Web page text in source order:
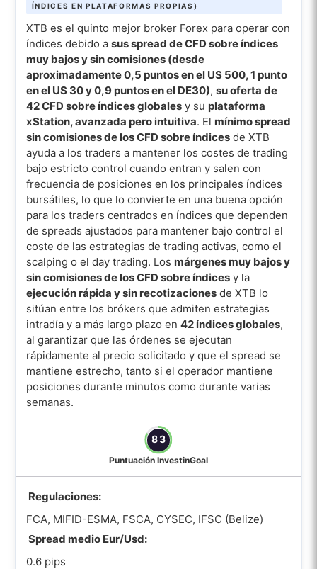
ÍNDICES EN PLATAFORMAS PROPIAS)
XTB es el quinto mejor broker Forex para operar con
índices debido a sus spread de CFD sobre índices
muy bajos y sin comisiones (desde
aproximadamente 0,5 puntos en el US 500, 1 punto
en el US 30 y 0,9 puntos en el DE30), su oferta de
42 CFD sobre índices globalesy su plataforma
xStation, avanzada pero intuitiva. El mínimo spread
sin comisiones de los CFD sobre índicesde XTB
ayuda a los traders a mantener los costes de trading
bajo estricto control cuando entran y salen con
frecuencia de posiciones en los principales índices
bursátiles, lo que lo convierte en una buena opción
para los traders centrados en índices que dependen
de spreads ajustados para mantener bajo control el
coste de las estrategias de trading activas, como el
scalping o el day trading. Los márgenes muy bajos y
sin comisiones de los CFD sobre índicesy la
ejecución rápida y sin recotizacionesde XTB lo
sitúan entre los brókers que admiten estrategias
intradía y a más largo plazo en 42 índices globales,
al garantizar que las órdenes se ejecutan
rápidamente al precio solicitado y que el spread se
mantiene estrecho, tanto si el operador mantiene
posiciones durante minutos como durante varias
semanas.
83
Puntuación InvestinGoal
Regulaciones:
FCA, MIFID-ESMA, FSCA, CYSEC, IFSC (Belize)
Spread medio Eur/Usd:
0.6 pips